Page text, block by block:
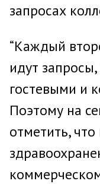
запросах
“Каждый
идут
гостевыми и
Поэтому на
отметить,